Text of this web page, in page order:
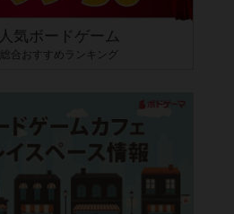
人気ボードゲーム
総合おすすめランキング